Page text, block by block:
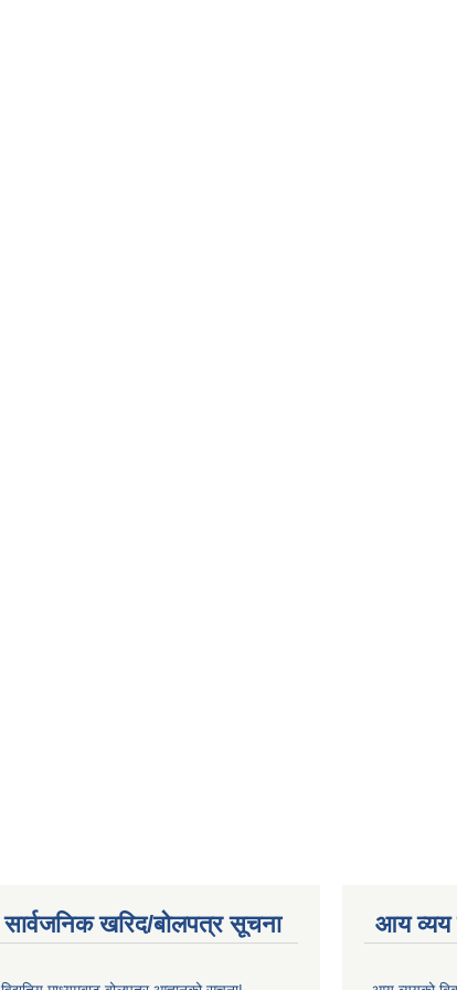
सार्वजनिक खरिद/बोलपत्र सूचना आय व्यय